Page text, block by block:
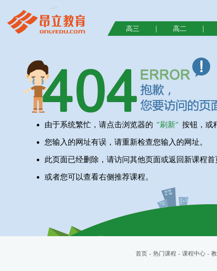
高三 | 高二 |
由于系统繁忙，请点击浏览器的 "刷新" 按钮，或
您输入的网址有误，请重新检查您输入的网址。
此页面已经删除，请访问其他页面或返回新课程首
或者您可以查看右侧推荐课程。
首页 - 热门课程 - 课程中心 -